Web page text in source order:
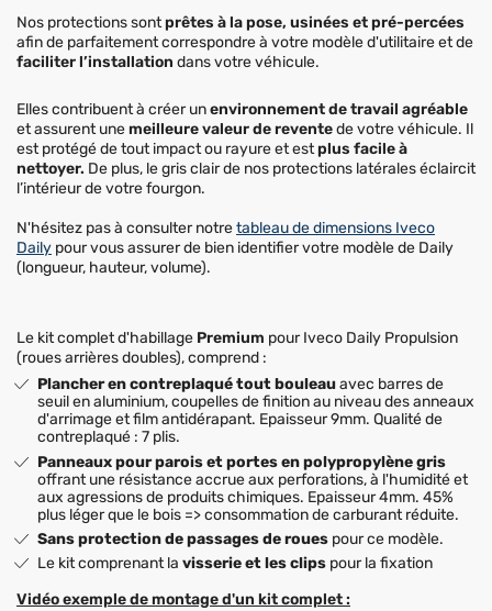
Nos protections sontprêtes à la pose, usinées et pré-percées
afin de parfaitement correspondre à votre modèle d'utilitaire et de
faciliter l’installation dans votre véhicule.
Elles contribuent à créer unenvironnement de travail agréable
et assurent unemeilleure valeur de reventede votre véhicule. Il
est protégé de tout impact ou rayure et estplus facile à
nettoyer. De plus, le gris clair de nos protections latérales éclaircit
l’intérieur de votre fourgon.
N'hésitez pas à consulter notretableau de dimensions Iveco
Daily pour vous assurer de bien identifier votre modèle de Daily
(longueur, hauteur, volume).
Le kit complet d'habillage Premium pour Iveco Daily Propulsion
(roues arrières doubles), comprend :
Plancher en contreplaqué tout bouleauavec barres de
seuil en aluminium, coupelles de finition au niveau des anneaux
d'arrimage et film antidérapant. Epaisseur 9mm. Qualité de
contreplaqué : 7 plis.
Panneaux pour parois et portes en polypropylène gris
offrant une résistance accrue aux perforations, à l'humidité et
aux agressions de produits chimiques. Epaisseur 4mm. 45%
plus léger que le bois => consommation de carburant réduite.
Sans protection de passages de roues pour ce modèle.
Le kit comprenant lavisserie et les clips pour la fixation
Vidéo exemple de montage d'un kit complet :